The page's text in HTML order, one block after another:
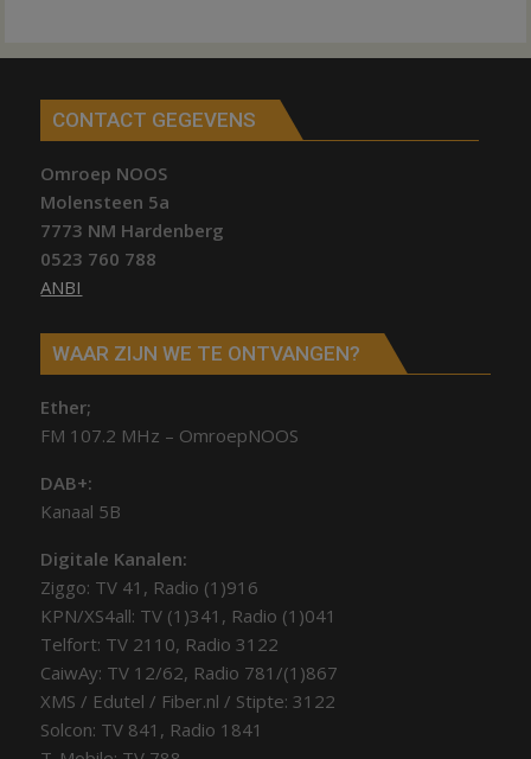
CONTACT GEGEVENS
Omroep NOOS
Molensteen 5a
7773 NM Hardenberg
0523 760 788
ANBI
WAAR ZIJN WE TE ONTVANGEN?
Ether;
FM 107.2 MHz – OmroepNOOS
DAB+:
Kanaal 5B
Digitale Kanalen:
Ziggo: TV 41, Radio (1)916
KPN/XS4all: TV (1)341, Radio (1)041
Telfort: TV 2110, Radio 3122
CaiwAy: TV 12/62, Radio 781/(1)867
XMS / Edutel / Fiber.nl / Stipte: 3122
Solcon: TV 841, Radio 1841